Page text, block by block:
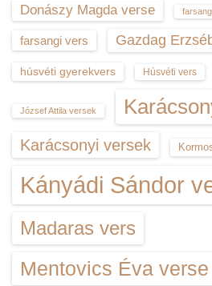
Donászy Magda verse
farsangi vers Gazdag
húsvéti gyerekvers Húsvéti vers
József Attila versek
Karácsonyi versek
Kányádi Sándor
Madaras vers
Mentovics Éva verse